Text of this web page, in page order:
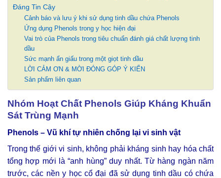
Đáng Tin Cậy
Cảnh báo và lưu ý khi sử dụng tinh dầu chứa Phenols
Ứng dụng Phenols trong y học hiện đại
Vai trò của Phenols trong tiêu chuẩn đánh giá chất lượng tinh
dầu
Sức mạnh ẩn giấu trong một giọt tinh dầu
LỜI CẢM ƠN & MỜI ĐÓNG GÓP Ý KIẾN
Sản phẩm liên quan
Nhóm Hoạt Chất Phenols Giúp Kháng Khuẩn
Sát Trùng Mạnh
Phenols – Vũ khí tự nhiên chống lại vi sinh vật
Trong thế giới vi sinh, không phải kháng sinh hay hóa chất
tổng hợp mới là “anh hùng” duy nhất. Từ hàng ngàn năm
trước, các nền y học cổ đại đã sử dụng tinh dầu có chứa